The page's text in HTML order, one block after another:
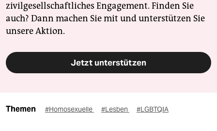
zivilgesellschaftliches Engagement. Finden Sie
auch? Dann machen Sie mit und unterstützen Sie
unsere Aktion.
Jetzt unterstützen
Themen #Homosexuelle #Lesben #LGBTQIA